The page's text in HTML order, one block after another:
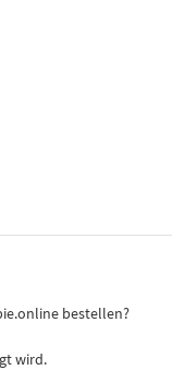
bestellen?
wird.